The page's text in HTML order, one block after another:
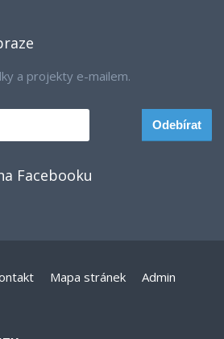
a projekty e-mailem.
Facebooku
Mapa stránek Admin